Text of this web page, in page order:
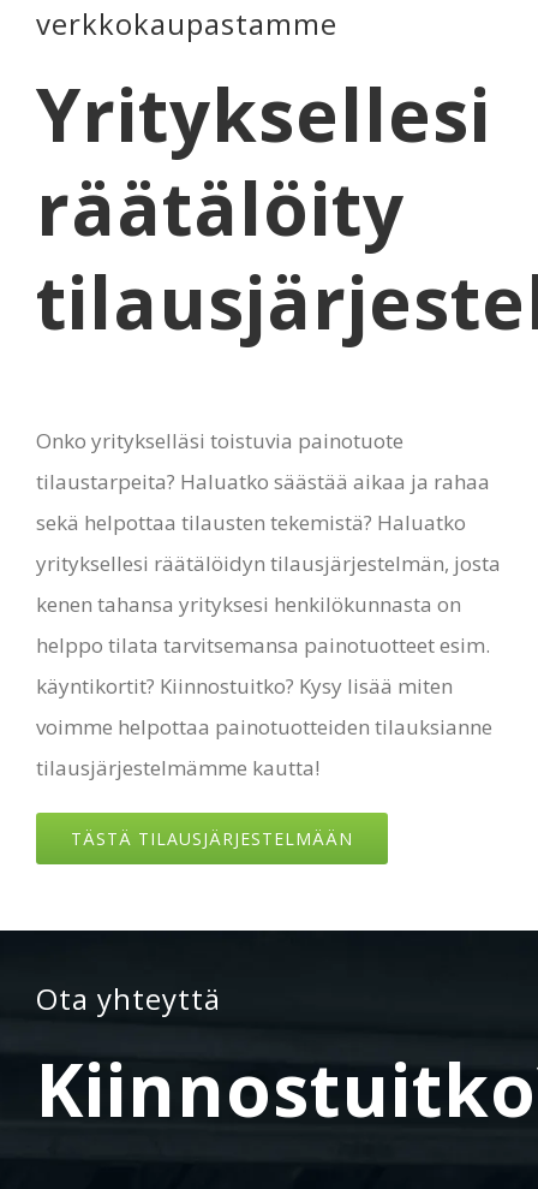
verkkokaupastamme
Yrityksellesi
räätälöity
Onko yritykselläsi toistuvia painotuote
tilaustarpeita? Haluatko säästää aikaa ja rahaa
sekä helpottaa tilausten tekemistä? Haluatko
yrityksellesi räätälöidyn tilausjärjestelmän, josta
kenen tahansa yrityksesi henkilökunnasta on
helppo tilata tarvitsemansa painotuotteet esim.
käyntikortit? Kiinnostuitko? Kysy lisää miten
voimme helpottaa painotuotteiden tilauksianne
tilausjärjestelmämme kautta!
TÄSTÄ TILAUSJÄRJESTELMÄÄN
Ota yhteyttä